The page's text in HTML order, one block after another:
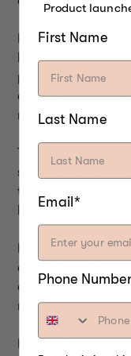
Rook kalkoen
kalkoen in de
plaats je deze in
de roker, laat
roken boter!
Tip: Gebruik
smelt en de rook
trekken, waardoor
krijgt.
Haal de kalkoen
de roker.
de boter
roker doen,
Product
First Name
Last Name
Email*
Phone Number